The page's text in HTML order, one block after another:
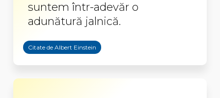
suntem într-adevăr o
adunătură jalnică.
Citate de Albert Einstein